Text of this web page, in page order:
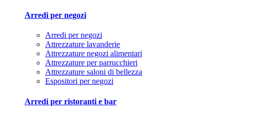
Arredi per negozi
Arredi per negozi
Attrezzature lavanderie
Attrezzature negozi alimentari
Attrezzature per parrucchieri
Attrezzature saloni di bellezza
Espositori per negozi
Arredi per ristoranti e bar